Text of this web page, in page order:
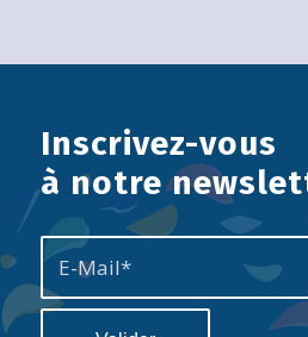
Inscrivez-vous
à notre